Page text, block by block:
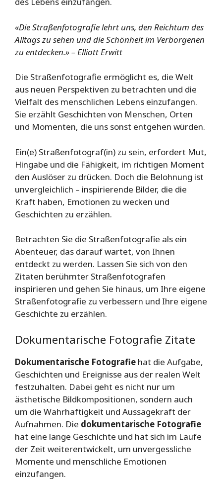
«Die Straßenfotografie lehrt uns, den Reichtum des
Alltags zu sehen und die Schönheit im Verborgenen
zu entdecken.» – Elliott Erwitt
Die Straßenfotografie ermöglicht es, die Welt
aus neuen Perspektiven zu betrachten und die
Vielfalt des menschlichen Lebens einzufangen.
Sie erzählt Geschichten von Menschen, Orten
und Momenten, die uns sonst entgehen würden.
Ein(e) Straßenfotograf(in) zu sein, erfordert Mut,
Hingabe und die Fähigkeit, im richtigen Moment
den Auslöser zu drücken. Doch die Belohnung ist
unvergleichlich – inspirierende Bilder, die die
Kraft haben, Emotionen zu wecken und
Geschichten zu erzählen.
Betrachten Sie die Straßenfotografie als ein
Abenteuer, das darauf wartet, von Ihnen
entdeckt zu werden. Lassen Sie sich von den
Zitaten berühmter Straßenfotografen
inspirieren und gehen Sie hinaus, um Ihre eigene
Straßenfotografie zu verbessern und Ihre eigene
Geschichte zu erzählen.
Dokumentarische Fotografie Zitate
Dokumentarische Fotografie hat die Aufgabe,
Geschichten und Ereignisse aus der realen Welt
festzuhalten. Dabei geht es nicht nur um
ästhetische Bildkompositionen, sondern auch
um die Wahrhaftigkeit und Aussagekraft der
Aufnahmen. Die dokumentarische Fotografie
hat eine lange Geschichte und hat sich im Laufe
der Zeit weiterentwickelt, um unvergessliche
Momente und menschliche Emotionen
einzufangen.